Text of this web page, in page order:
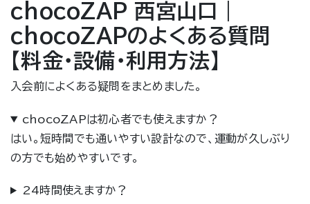
chocoZAP 西宮山口｜
chocoZAPのよくある質問
【料金・設備・利用方法】
入会前によくある疑問をまとめました。
chocoZAPは初心者でも使えますか？
はい。短時間でも通いやすい設計なので、運動が久しぶり
の方でも始めやすいです。
24時間使えますか？